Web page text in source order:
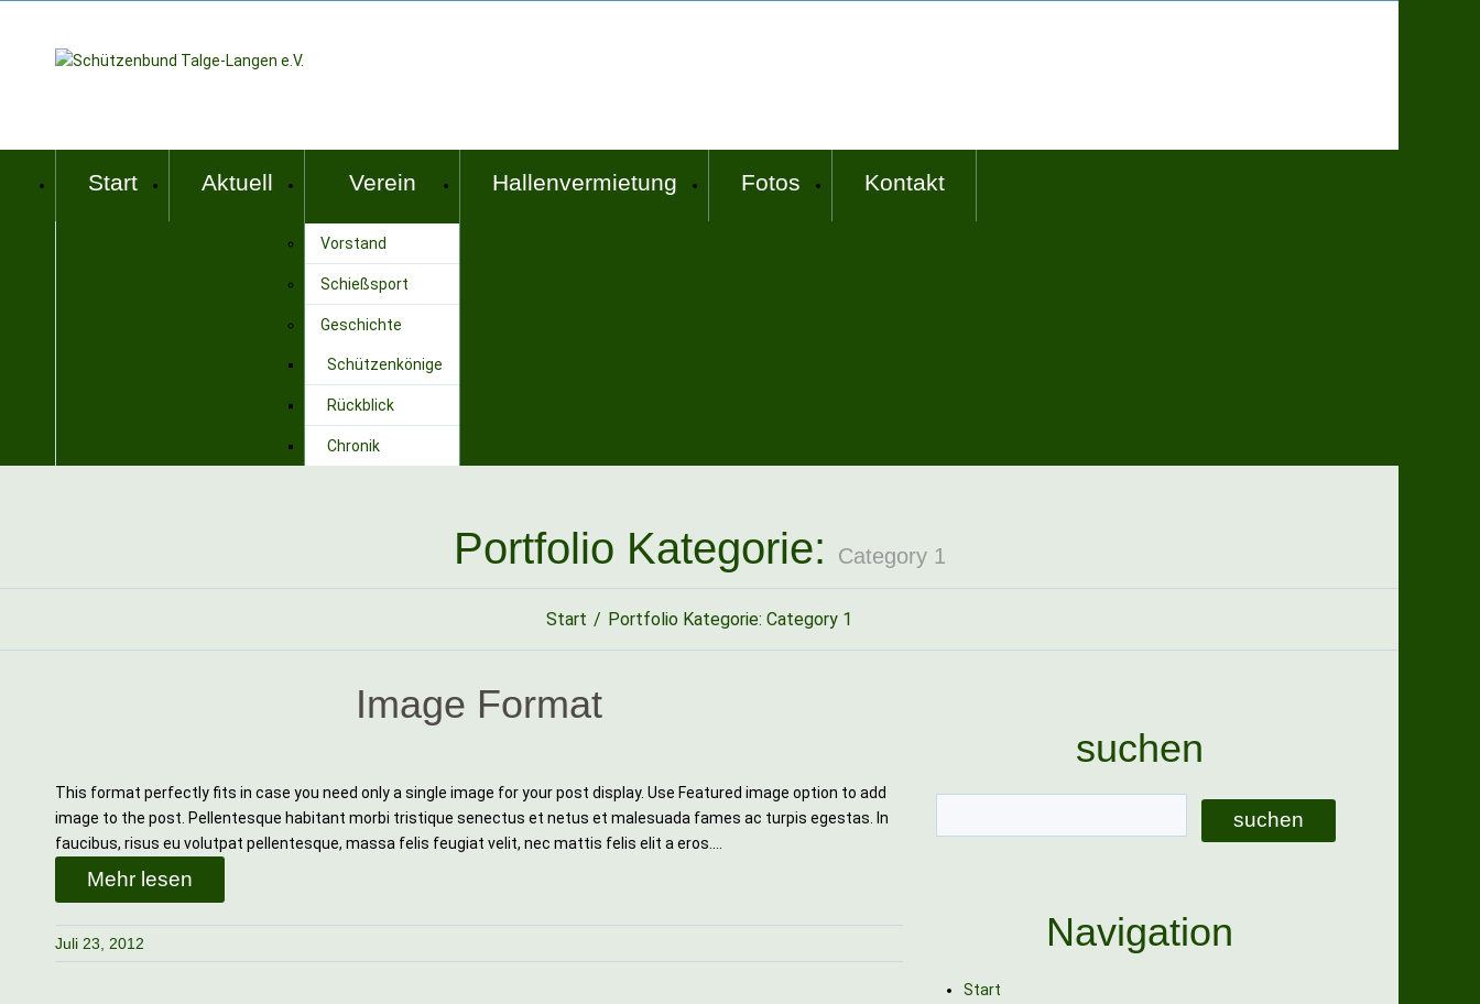
Start Aktuell Verein
Vorstand
Schießsport
Geschichte
Schützenkönige
Rückblick
Chronik
Hallenvermietung Fotos Kontakt
Portfolio Kategorie: Category 1
Start Portfolio Kategorie: Category 1
Image Format
This format perfectly fits in case you need only a single image for your post display. Use Featured image option to add
image to the post. Pellentesque habitant morbi tristique senectus et netus et malesuada fames ac turpis egestas. In
faucibus, risus eu volutpat pellentesque, massa felis feugiat velit, nec mattis felis elit a eros.…
Mehr lesen
Juli 23, 2012
suchen
Navigation
Start